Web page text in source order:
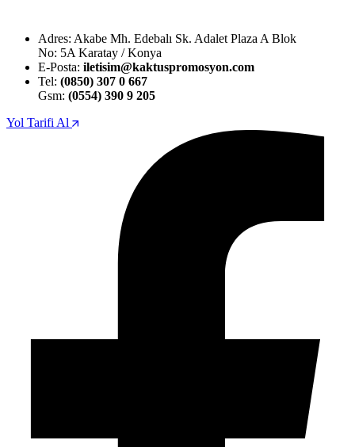
Adres: Akabe Mh. Edebalı Sk. Adalet Plaza A Blok
No: 5A Karatay / Konya
E-Posta: iletisim@kaktuspromosyon.com
Tel: (0850) 307 0 667
Gsm: (0554) 390 9 205
Yol Tarifi Al